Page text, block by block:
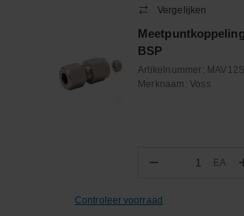
Vergelijken
BSP
Artikelnummer:
Merknaam: Voss
− Aantal
EA
Controleer voorraad